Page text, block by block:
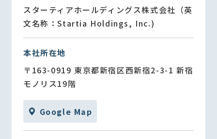
スターティアホールディングス株式会社（英
文名称：Startia Holdings, Inc.)
本社所在地
〒163-0919 東京都新宿区西新宿2-3-1 新宿
モノリス19階
Google Map